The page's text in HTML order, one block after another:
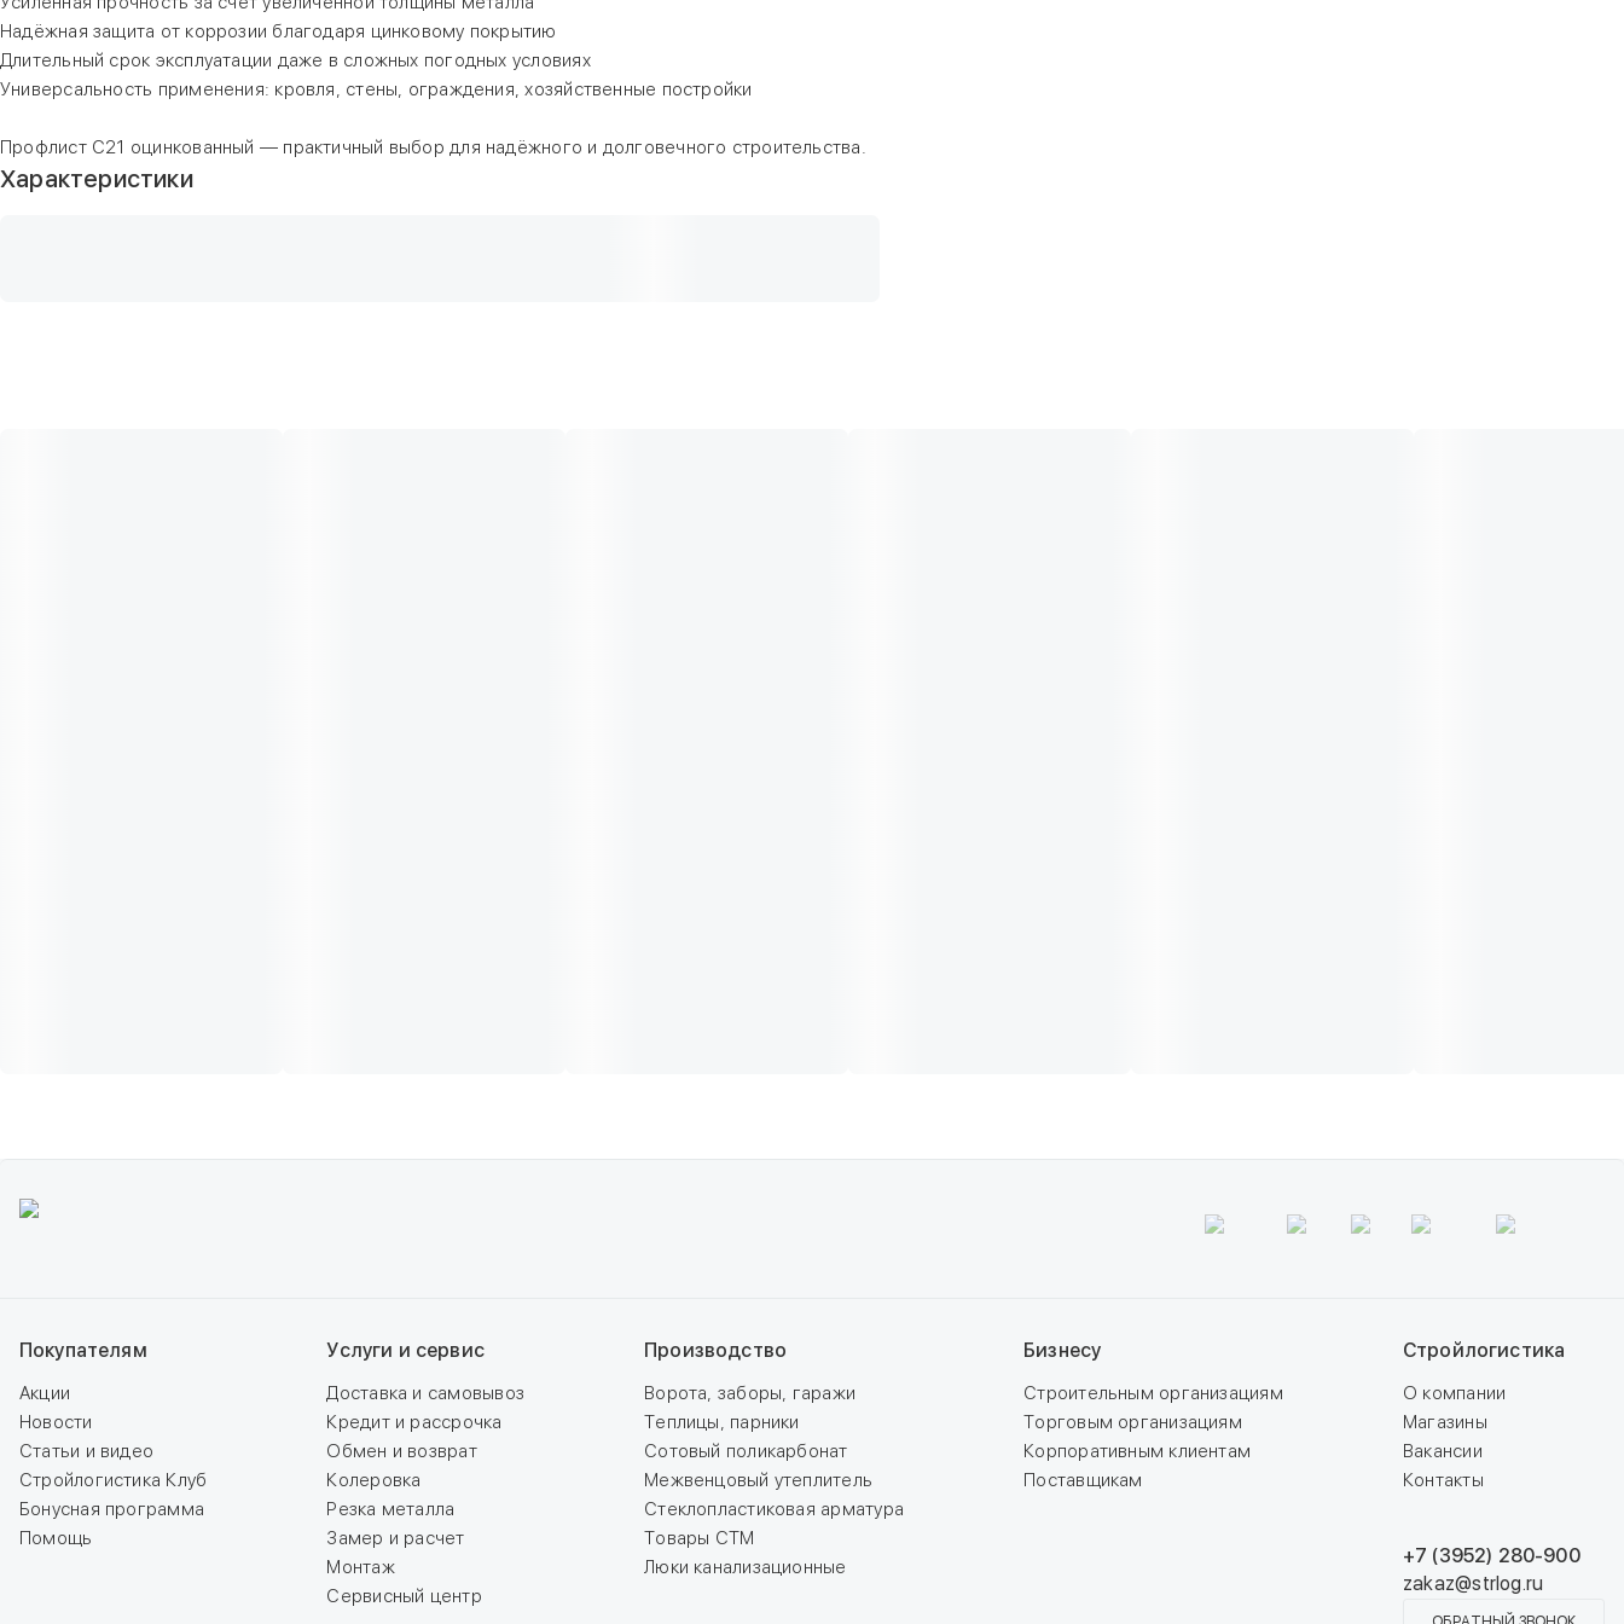
Надёжная защита от коррозии благодаря цинковому покрытию
Длительный срок эксплуатации даже в сложных погодных условиях
Универсальность применения: кровля, стены, ограждения, хозяйственные постройки
Профлист С21 оцинкованный — практичный выбор для надёжного и долговечного строительства.
Характеристики
Покупателям
Акции
Новости
Статьи и видео
Стройлогистика Клуб
Бонусная программа
Помощь
Услуги и сервис
Доставка и самовывоз
Кредит и рассрочка
Обмен и возврат
Колеровка
Резка металла
Замер и расчет
Монтаж
Сервисный центр
Производство
Ворота, заборы, гаражи
Теплицы, парники
Сотовый поликарбонат
Межвенцовый утеплитель
Стеклопластиковая арматура
Товары СТМ
Люки канализационные
Бизнесу
Строительным организациям
Торговым организациям
Корпоративным клиентам
Поставщикам
Стройлогистика
О компании
Магазины
Вакансии
Контакты
+7 (3952) 280-900
zakaz@strlog.ru